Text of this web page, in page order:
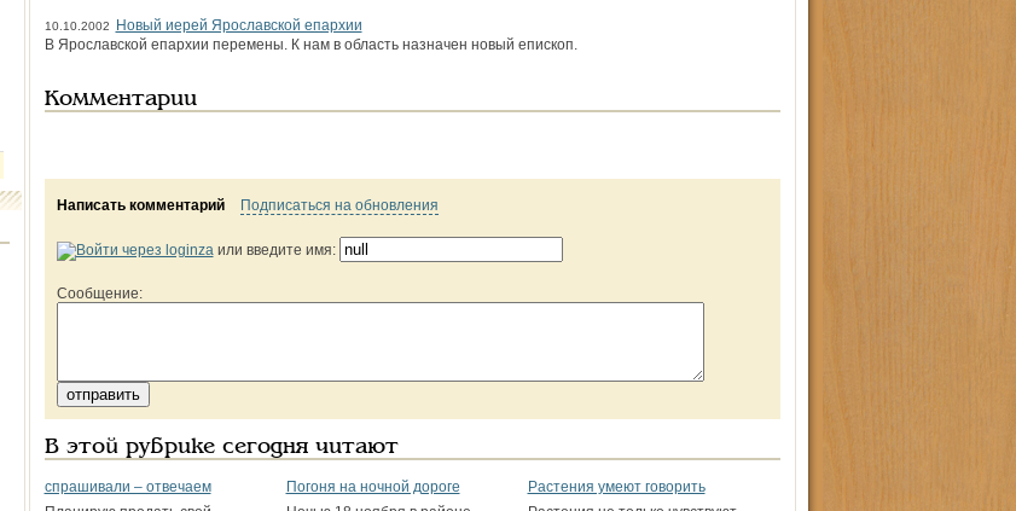
10.10.2002
Новый иерей Ярославской епархии
В Ярославской епархии перемены. К нам в область назначен новый епископ.
Комментарии
Написать комментарий Подписаться на обновления
или введите имя:
Сообщение:
В этой рубрике сегодня читают
спрашивали – отвечаем
Погоня на ночной дороге
Растения умеют говорить